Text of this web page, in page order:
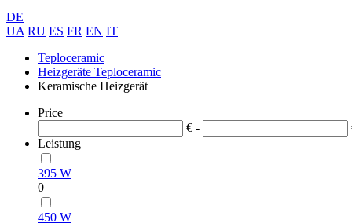
DE
UA RU ES FR EN IT
Teploceramic
Heizgeräte Teploceramic
Keramische Heizgerät
Price
€ -
Leistung
395 W
0
450 W